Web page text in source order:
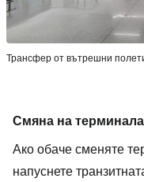
Трансфер от вътрешни
Смяна на терминала
Ако обаче сменяте
напуснете